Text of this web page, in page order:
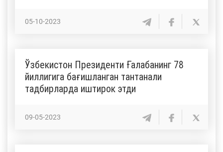
05-10-2023
Ўзбекистон Президенти Ғалабанинг 78
йиллигига бағишланган тантанали
тадбирларда иштирок этди
09-05-2023